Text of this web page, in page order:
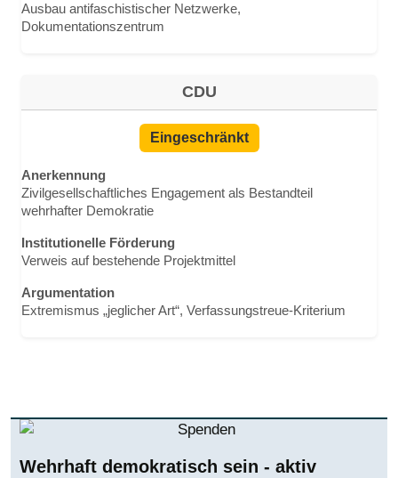
Ausbau antifaschistischer Netzwerke,
Dokumentationszentrum
CDU
Eingeschränkt
Anerkennung
Zivilgesellschaftliches Engagement als Bestandteil
wehrhafter Demokratie
Institutionelle Förderung
Verweis auf bestehende Projektmittel
Argumentation
Extremismus „jeglicher Art“, Verfassungstreue-Kriterium
Wehrhaft demokratisch sein - aktiv